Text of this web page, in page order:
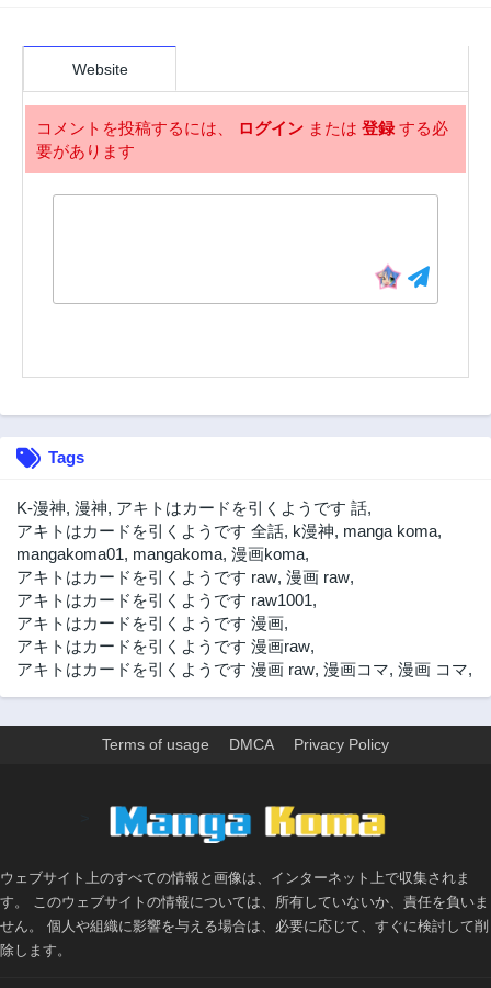
Website
コメントを投稿するには、 ログイン または 登録する必
要があります
Tags
K-漫神, 漫神, アキトはカードを引くようです 話,
アキトはカードを引くようです 全話, k漫神, manga koma,
mangakoma01, mangakoma, 漫画koma,
アキトはカードを引くようです raw, 漫画 raw,
アキトはカードを引くようです raw1001,
アキトはカードを引くようです 漫画,
アキトはカードを引くようです 漫画raw,
アキトはカードを引くようです 漫画 raw, 漫画コマ, 漫画 コマ,
Terms of usage DMCA Privacy Policy
ウェブサイト上のすべての情報と画像は、インターネット上で収集されま
す。 このウェブサイトの情報については、所有していないか、責任を負いま
せん。 個人や組織に影響を与える場合は、必要に応じて、すぐに検討して削
除します。